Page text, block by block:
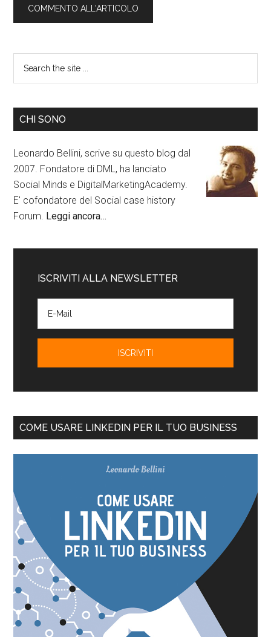
CHI SONO
Leonardo Bellini, scrive su questo blog dal
2007. Fondatore di DML, ha lanciato
Social Minds e DigitalMarketingAcademy.
E' cofondatore del Social case history
Forum. Leggi ancora…
ISCRIVITI ALLA NEWSLETTER
COME USARE LINKEDIN PER IL TUO BUSINESS